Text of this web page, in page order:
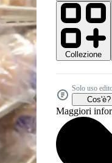
Collezione
Solo uso
Cos'è?
Maggiori